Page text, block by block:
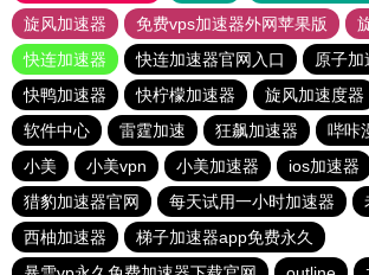
旋风加速器
免费vps加速器外网苹果版
快连加速器
快连加速器官网入口
原子加
快鸭加速器
快柠檬加速器 旋风加速度器
软件中心
雷霆加速 狂飙加速器 哔咔
小美
小美vpn 小美加速器 ios加速器
猎豹加速器官网
每天试用一小时加速器
西柚加速器
梯子加速器app免费永久